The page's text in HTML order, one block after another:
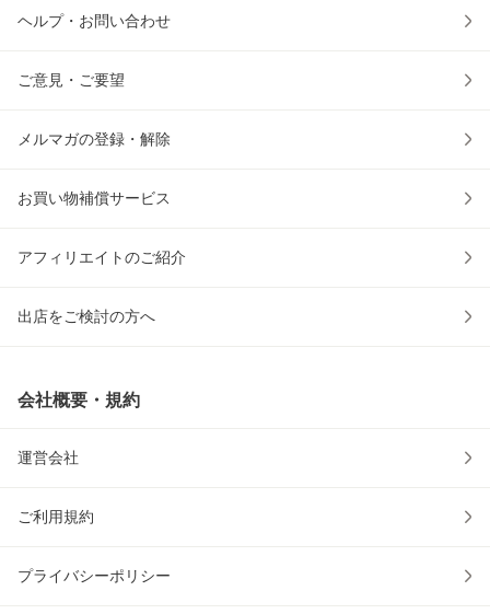
ヘルプ・お問い合わせ
ご意見・ご要望
メルマガの登録・解除
お買い物補償サービス
アフィリエイトのご紹介
出店をご検討の方へ
会社概要・規約
運営会社
ご利用規約
プライバシーポリシー